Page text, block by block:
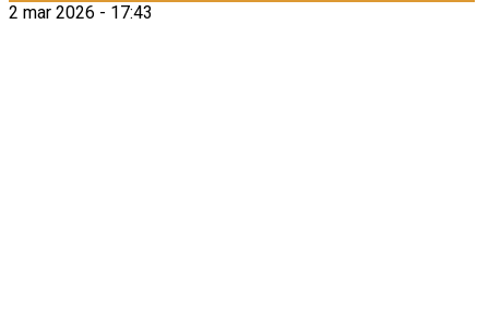
2 mar 2026 - 17:43